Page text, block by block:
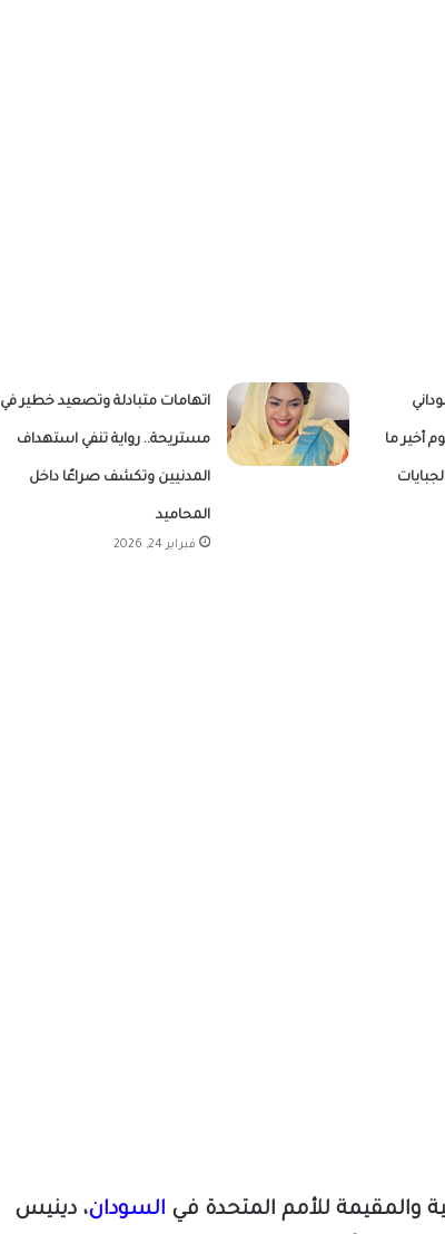
أخير ما
اتهامات متبادلة وتصعيد خطير في
مستريحة.. رواية تنفي استهداف
المدنيين وتكشف صراعًا داخل
المحاميد
فبراير 24, 2026
للأمم المتحدة في السودان، دينيس